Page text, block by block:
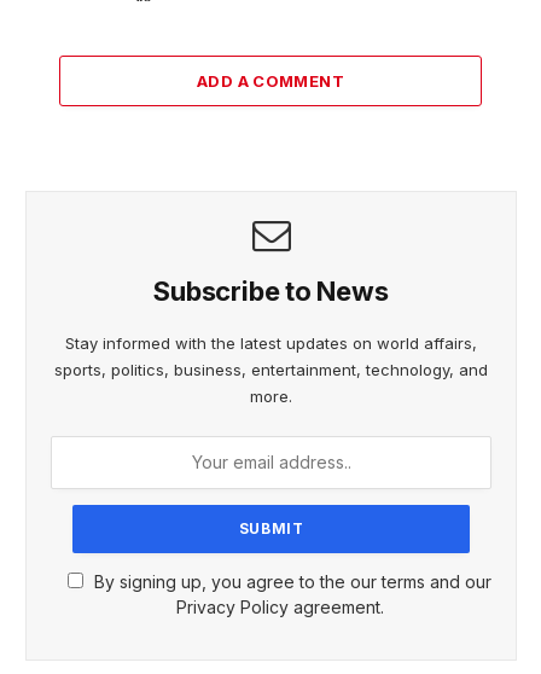
ADD A COMMENT
Subscribe to News
Stay informed with the latest updates on world affairs,
sports, politics, business, entertainment, technology, and
more.
By signing up, you agree to the our terms and our
Privacy Policy agreement.